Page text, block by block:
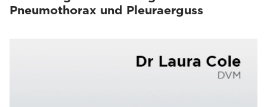
Pneumothorax und Pleuraerguss